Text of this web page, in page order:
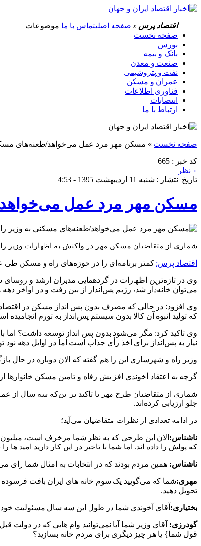
اقتصاد پرس x صفحه اصلیتماس با ما موضوعات
صفحه نخست
بورس
بانک و بیمه
صنعت و معدن
نفت و پتروشیمی
عمران و مسکن
فناوری اطلاعات
انتصابات
ارتباط با ما
صفحه نخست » مسکن مهر مرد عمل می‌خواهد/طعنه‌های
کد خبر : 665
۰ نظر
تاریخ انتشار : شنبه 11 اردیبهشت 1395 - 4:53
مسکن مهر مرد عمل
شماری از متقاضیان مسکن مهر در واکنش به اظهارات وزیر
اقتصاد پرس: کمتر برنامه‌ای را در حوزه‌های راه و مسکن طی
می‌توان خانه‌دار شد، رژیم پس‌انداز از بین رفت و در
وی افزود: در حالی که مصرف بدون پس انداز مسکن در اقتصاد
که تولید انبوه آن کالا بدون سیستم پس‌انداز به تورم انجامیده
وی تاکید کرد: مگر می‌شود بدون پس انداز توسعه داشت؟ اما
نیاز به پس‌انداز برای اخذ رأی جذاب است اما در اوایل دهه نود تورم‌های بالای ۴۰ درصد و افزایش ۹ برابری قیمت مسکن در تهران برای یک آپارتمان
وزیر راه و شهرسازی این را هم گفته که الان دوباره در حال
گرچه به اعتقاد آخوندی افزایش رفاه و تامین مسکن
شماری از متقاضیان طرح مهر با تاکید بر این‌که سه سال از
جلو ارزیابی کرده‌اند.
در ادامه تعدادی از نظرات متقاضیان می‌آید؛
ناشناس: الان این طرحی که به نظر شما مزخرف است، میلیون
که پولش را داده اند. اما شما با تاخیر در این کار دارید امید
ناشناس: همین مردم بودند که در انتخابات به امثال شما
مهری:شما که می‌گویید یک سوم خانه های ایران بافت
تحویل دهید.
بختیاری: آقای آخوندی شما در طول این سه سال مسئولیت
گودرزی: آقای وزیر شما آیا نمی‌توانید وام هایی که در
قول شما} یا هر چیز دیگری برای مردم خانه بسازید؟